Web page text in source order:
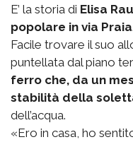
E’ la storia di Elisa
popolare in via Praia.
Facile trovare il suo
puntellata dal piano
ferro che, da un
stabilità della
dell’acqua.
«Ero in casa, ho